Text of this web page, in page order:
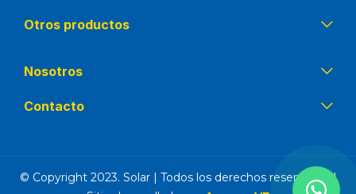
Otros productos
Nosotros
Contacto
© Copyright 2023. Solar | Todos los derechos reservados |